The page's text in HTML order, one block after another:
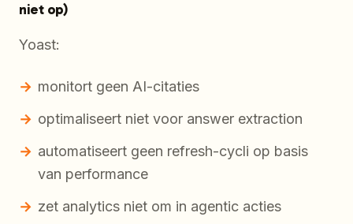
niet op)
Yoast:
monitort geen AI-citaties
optimaliseert niet voor answer extraction
automatiseert geen refresh-cycli op basis
van performance
zet analytics niet om in agentic acties